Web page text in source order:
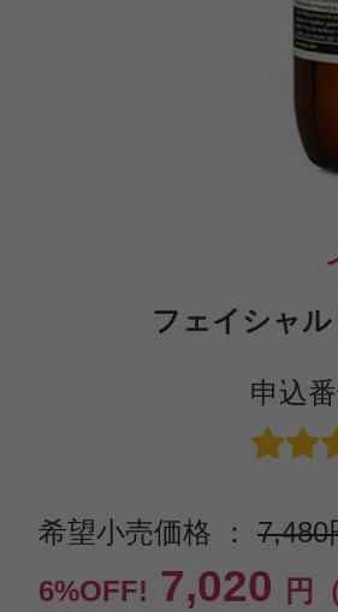
フェイシャ
申込
希望小売価格 ： 7,480
6%OFF! 7,020 円